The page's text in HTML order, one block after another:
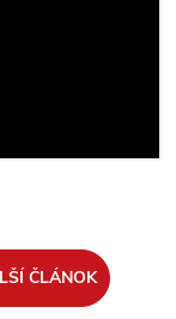
ČLÁNOK